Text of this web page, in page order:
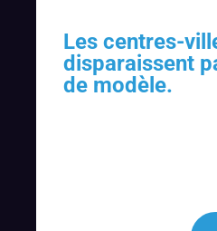
Les centres-
disparaissent
de modèle.